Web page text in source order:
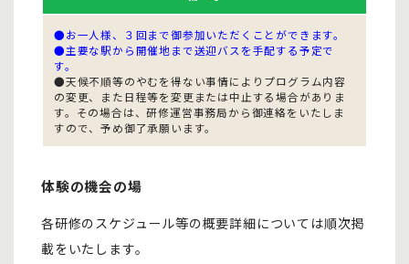
●お一人様、３回まで御参加いただくことができます。
●主要な駅から開催地まで送迎バスを手配する予定で
す。
●天候不順等のやむを得ない事情によりプログラム内容
の変更、また日程等を変更または中止する場合がありま
す。その場合は、研修運営事務局から御連絡をいたしま
すので、予め御了承願います。
体験の機会の場
各研修のスケジュール等の概要詳細については順次掲
載をいたします。